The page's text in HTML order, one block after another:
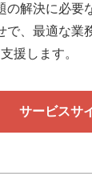
の解決に必要
で、最適な業
支援します。
サービスサ